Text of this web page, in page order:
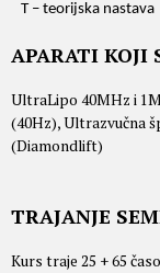
Т – teorijska
APARATI KOJI
UltraLipo 40MHz i
(40Hz), Ultrazvučna
(Diamondlift)
TRAJANJE
Kurs traje 25 + 65